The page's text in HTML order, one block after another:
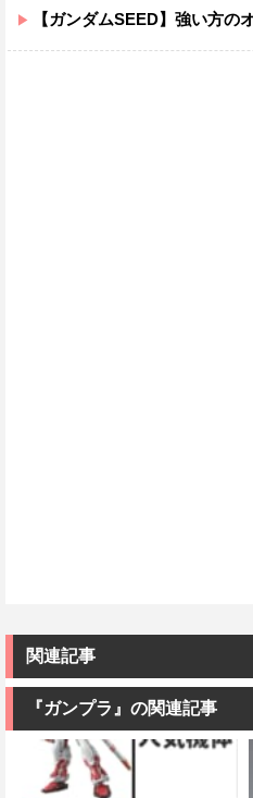
【ガンダムSEED】強い方のオルガを語る
関連記事
『ガンプラ』の関連記事